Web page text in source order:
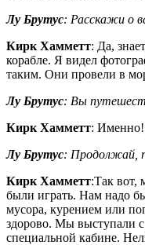
Лу Брутус: Расскажи о
Кирк Хамметт: Да,
корабле. Я видел
таким. Они провели в
Лу Брутус: Вы
Кирк Хамметт: Именно!
Лу Брутус: Продолжай,
Кирк Хамметт:Так вот,
были играть. Нам надо
мусора, курением или
здорово. Мы выступали
специальной кабине.